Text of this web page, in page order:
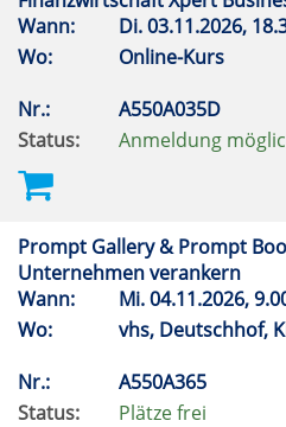
Wann:
Di.03.11.2026,
Wo:
Online-Kurs
Nr.:
A550A035D
Status:
Anmeldung
Prompt Gallery & Prompt
Unternehmen verankern
Wann:
Mi.04.11.2026,
Wo:
vhs, Deutschhof,
Nr.:
A550A365
Status:
Plätze frei